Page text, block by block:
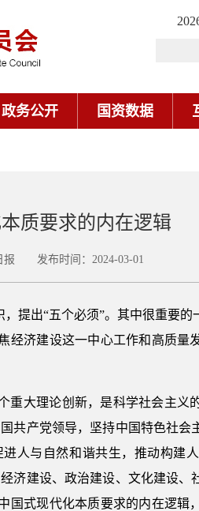
政务公开 国资数据
质要求的内在逻辑
报 发布时间：2024-03-01
提出“五个必须”。其中很重要
经济建设这一中心工作和高质量
重大理论创新，是科学社会主义
共产党领导，坚持中国特色社会
人与自然和谐共生，推动构建
济建设、政治建设、文化建设、
国式现代化本质要求的内在逻辑